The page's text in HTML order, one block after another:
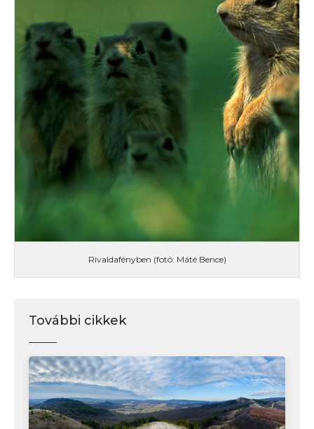
Rivaldafényben (fotó: Máté Bence)
További cikkek